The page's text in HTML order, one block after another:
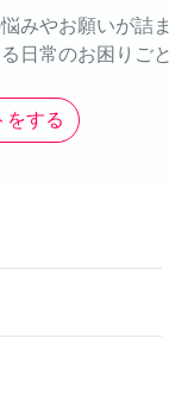
みやお願いが詰
日常のお困りご
をする